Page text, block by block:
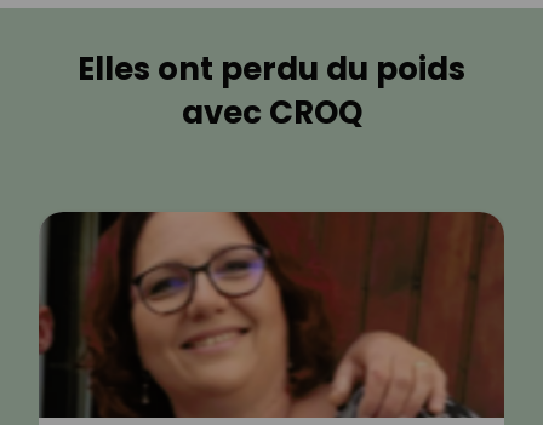
Elles ont perdu du poids
avec CROQ